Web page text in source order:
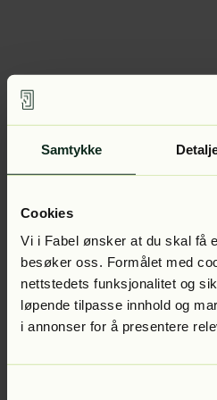
Samtykke
Cookies
Vi i Fabel ønsker at du skal få
besøker oss. Formålet med
nettstedets funksjonalitet og
løpende tilpasse innhold og
i annonser for å presentere